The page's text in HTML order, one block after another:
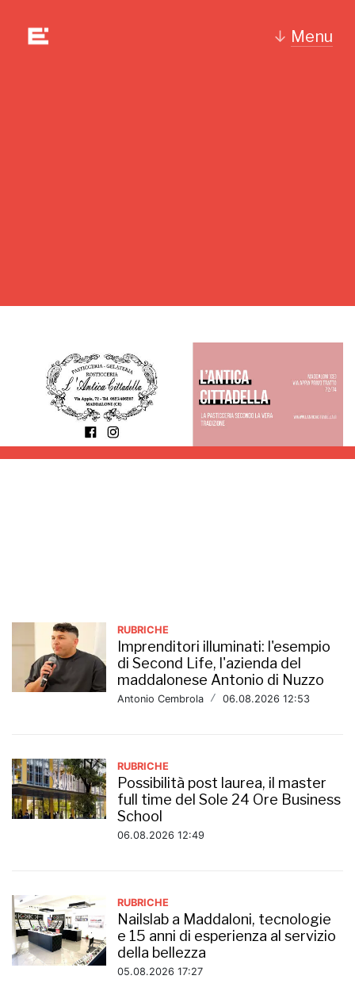
↓ Menu
RUBRICHE
Imprenditori illuminati: l'esempio
di Second Life, l'azienda del
maddalonese Antonio di Nuzzo
Antonio Cembrola / 06.08.2026 12:53
RUBRICHE
Possibilità post laurea, il master
full time del Sole 24 Ore Business
School
06.08.2026 12:49
RUBRICHE
Nailslab a Maddaloni, tecnologie
e 15 anni di esperienza al servizio
della bellezza
05.08.2026 17:27